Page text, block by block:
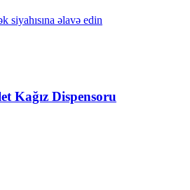
siyahısına əlavə edin
Kağız Dispensoru